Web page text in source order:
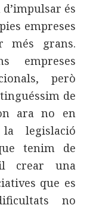
és
empreses
més grans.
empreses
però
de
ara no en
legislació
tenim de
crear una
que es
no